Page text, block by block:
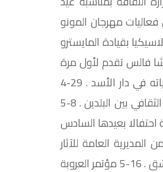
فعاليات مهرجان المونو
تحيي حفلا كلاسيكيا بقيادة المايسترو
والفنون. 21-4 الفرقة الألمانية ساشا فالس تقدم لأول مرة
في سورية عرضا بعنوان أرض الثنائي. 21-4 انطلاق احتفالية شوبان بمعرض عن حياته في دار الأسد . 29-4
سورية وبيلاروسيا توقعان في العاصمة البيلاروسية مينسك بروتوكولا عمليا للتعاون الثقافي بين البلدين . 8-5
احتفالا بعيدها السادس
المديرية العامة للآثار
والمتاحف والكوليج دو فرانس وجامعة السوربون الفرنسية في المتحف الوطني بدمشق . 16-5 مؤتمر العروبة